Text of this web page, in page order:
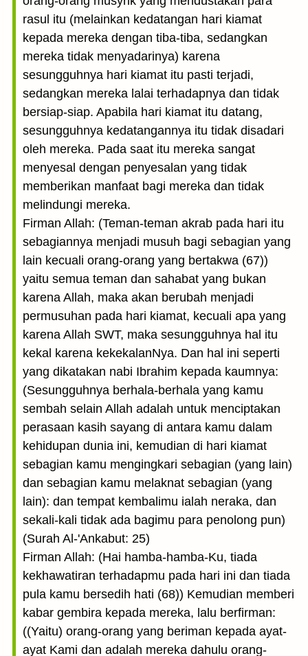
rasul itu (melainkan kedatangan hari kiamat
kepada mereka dengan tiba-tiba, sedangkan
mereka tidak menyadarinya) karena
sesungguhnya hari kiamat itu pasti terjadi,
sedangkan mereka lalai terhadapnya dan tidak
bersiap-siap. Apabila hari kiamat itu datang,
sesungguhnya kedatangannya itu tidak disadari
oleh mereka. Pada saat itu mereka sangat
menyesal dengan penyesalan yang tidak
memberikan manfaat bagi mereka dan tidak
melindungi mereka.
Firman Allah: (Teman-teman akrab pada hari itu
sebagiannya menjadi musuh bagi sebagian yang
lain kecuali orang-orang yang bertakwa (67))
yaitu semua teman dan sahabat yang bukan
karena Allah, maka akan berubah menjadi
permusuhan pada hari kiamat, kecuali apa yang
karena Allah SWT, maka sesungguhnya hal itu
kekal karena kekekalanNya. Dan hal ini seperti
yang dikatakan nabi Ibrahim kepada kaumnya:
(Sesungguhnya berhala-berhala yang kamu
sembah selain Allah adalah untuk menciptakan
perasaan kasih sayang di antara kamu dalam
kehidupan dunia ini, kemudian di hari kiamat
sebagian kamu mengingkari sebagian (yang lain)
dan sebagian kamu melaknat sebagian (yang
lain): dan tempat kembalimu ialah neraka, dan
sekali-kali tidak ada bagimu para penolong pun)
(Surah Al-'Ankabut: 25)
Firman Allah: (Hai hamba-hamba-Ku, tiada
kekhawatiran terhadapmu pada hari ini dan tiada
pula kamu bersedih hati (68)) Kemudian memberi
kabar gembira kepada mereka, lalu berfirman:
((Yaitu) orang-orang yang beriman kepada ayat-
ayat Kami dan adalah mereka dahulu orang-